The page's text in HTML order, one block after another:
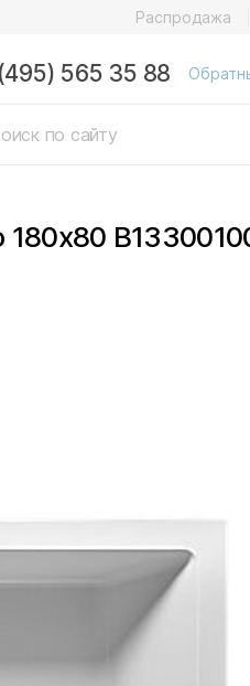
Распродажа
565 35 88